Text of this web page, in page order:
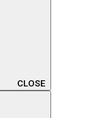
CLOSE